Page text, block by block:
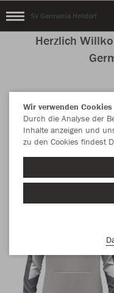
SV Germania Helstorf
Herzlich
Nachhaltig
Wir verwenden Cookies
Durch die Analyse der
Inhalte anzeigen und
zu den Cookies findest